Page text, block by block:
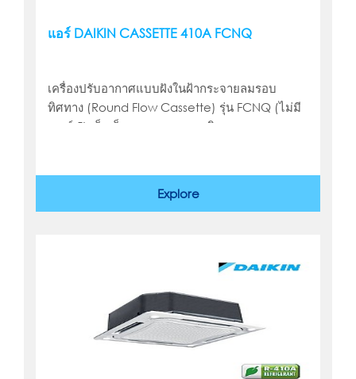
แอร์ DAIKIN CASSETTE 410A FCNQ
เครื่องปรับอากาศแบบฝังในฝ้ากระจายลมรอบ
ทิศทาง (Round Flow Cassette) รุ่น FCNQ (ไม่มี
เบอร์ 5) เย็นเร็ว กระจายลมรอบทิศทาง
Explore